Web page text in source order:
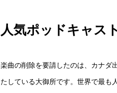
人気ポッドキャス
楽曲の削除を要請したのは、カナダ
たしている大御所です。世界で最も